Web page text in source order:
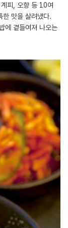
피, 오향 등 10여
한 맛을 살려냈다.
에 곁들여져 나오는